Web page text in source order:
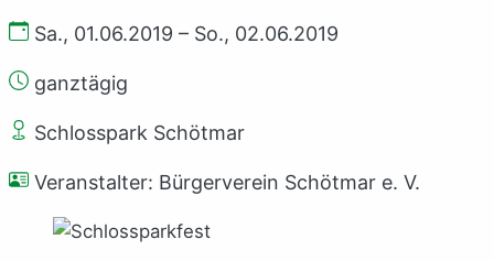
Sa., 01.06.2019 – So., 02.06.2019
ganztägig
Schlosspark Schötmar
Veranstalter: Bürgerverein Schötmar e. V.